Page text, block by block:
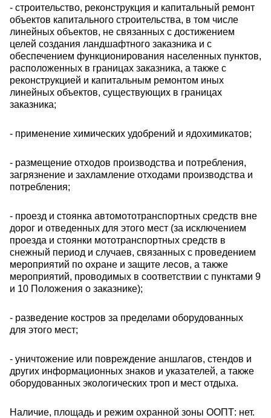
- строительство, реконструкция и капитальный ремонт
объектов капитального строительства, в том числе
линейных объектов, не связанных с достижением
целей создания ландшафтного заказника и с
обеспечением функционирования населенных пунктов,
расположенных в границах заказника, а также с
реконструкцией и капитальным ремонтом иных
линейных объектов, существующих в границах
заказника;
- применение химических удобрений и ядохимикатов;
- размещение отходов производства и потребления,
загрязнение и захламление отходами производства и
потребления;
- проезд и стоянка автомототранспортных средств вне
дорог и отведенных для этого мест (за исключением
проезда и стоянки мототранспортных средств в
снежный период и случаев, связанных с проведением
мероприятий по охране и защите лесов, а также
мероприятий, проводимых в соответствии с пунктами 9
и 10 Положения о заказнике);
- разведение костров за пределами оборудованных
для этого мест;
- уничтожение или повреждение аншлагов, стендов и
других информационных знаков и указателей, а также
оборудованных экологических троп и мест отдыха.
Наличие, площадь и режим охранной зоны ООПТ: нет.